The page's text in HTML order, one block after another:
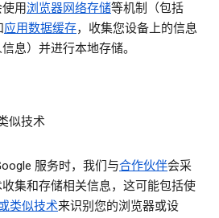
用浏览器网络存储等机制（包括
应用数据缓存，收集您设备上的信息
信息）并进行本地存储。
似技术
服务时，我们与合作伙伴会采
集和存储相关信息，这可能包括使
类似技术来识别您的浏览器或设